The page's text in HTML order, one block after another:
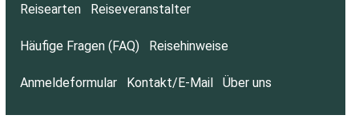
Reisearten Reiseveranstalter
Häufige Fragen (FAQ) Reisehinweise
Anmeldeformular Kontakt/E-Mail Über uns